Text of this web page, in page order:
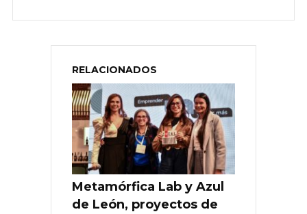
RELACIONADOS
Metamórfica Lab y Azul
de León, proyectos de